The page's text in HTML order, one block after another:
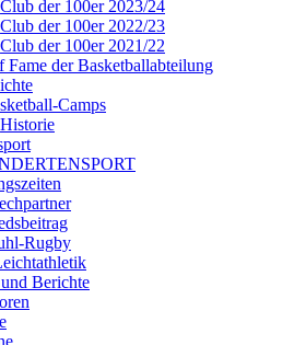
Club der 100er 2023/24
Club der 100er 2022/23
Club der 100er 2021/22
Fame der Basketballabteilung
Camps
Historie
Rugby
Berichte